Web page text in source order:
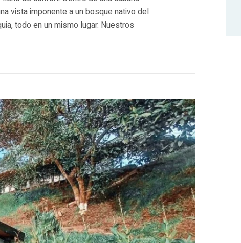
vista imponente a un bosque nativo del
todo en un mismo lugar. Nuestros